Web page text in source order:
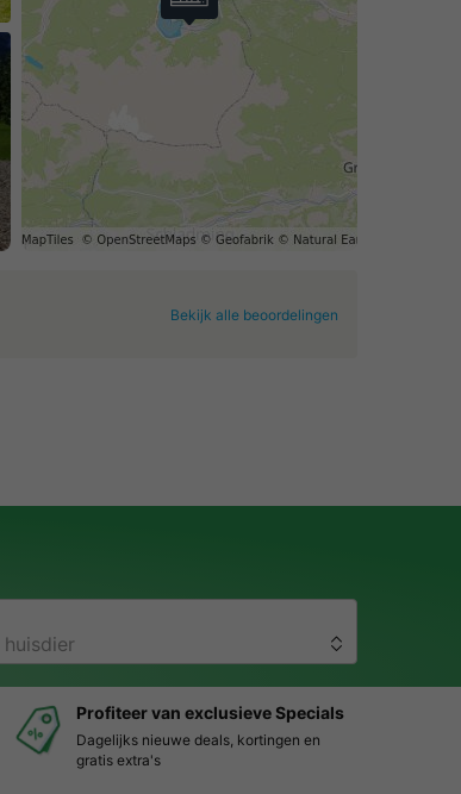
Bekijk alle beoordelingen
Profiteer van exclusieve Specials
Dagelijks nieuwe deals, kortingen en
gratis extra's